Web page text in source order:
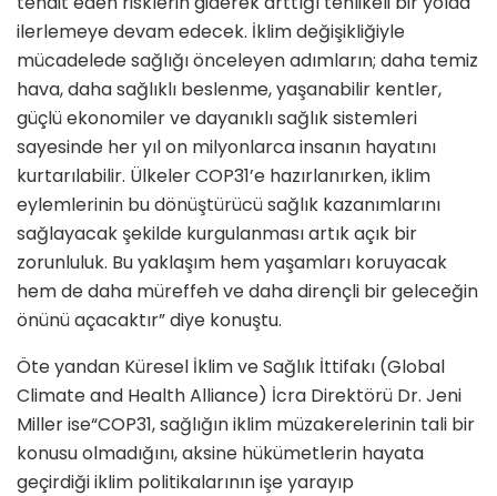
ilerlemeye devam edecek. İklim değişikliğiyle
mücadelede sağlığı önceleyen adımların; daha temiz
hava, daha sağlıklı beslenme, yaşanabilir kentler,
güçlü ekonomiler ve dayanıklı sağlık sistemleri
sayesinde her yıl on milyonlarca insanın hayatını
kurtarılabilir. Ülkeler COP31’e hazırlanırken, iklim
eylemlerinin bu dönüştürücü sağlık kazanımlarını
sağlayacak şekilde kurgulanması artık açık bir
zorunluluk. Bu yaklaşım hem yaşamları koruyacak
hem de daha müreffeh ve daha dirençli bir geleceğin
önünü açacaktır” diye konuştu.
Öte yandan Küresel İklim ve Sağlık İttifakı (Global
Climate and Health Alliance) İcra Direktörü Dr. Jeni
Miller ise“COP31, sağlığın iklim müzakerelerinin tali bir
konusu olmadığını, aksine hükümetlerin hayata
geçirdiği iklim politikalarının işe yarayıp